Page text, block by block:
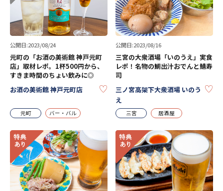
公開日:2023/08/24
元町の「お酒の美術館 神戸元町
店」取材レポ。1杯500円から、
すきま時間のちょい飲みに◎
お酒の美術館 神戸元町店
KEEP
元町 バー・バル
公開日:2023/08/16
三宮の大衆酒場「いのうえ」実食
レポ！名物の鯛出汁おでんと鯖寿
司
三ノ宮高架下大衆酒場 いのう
え
三宮 居酒屋